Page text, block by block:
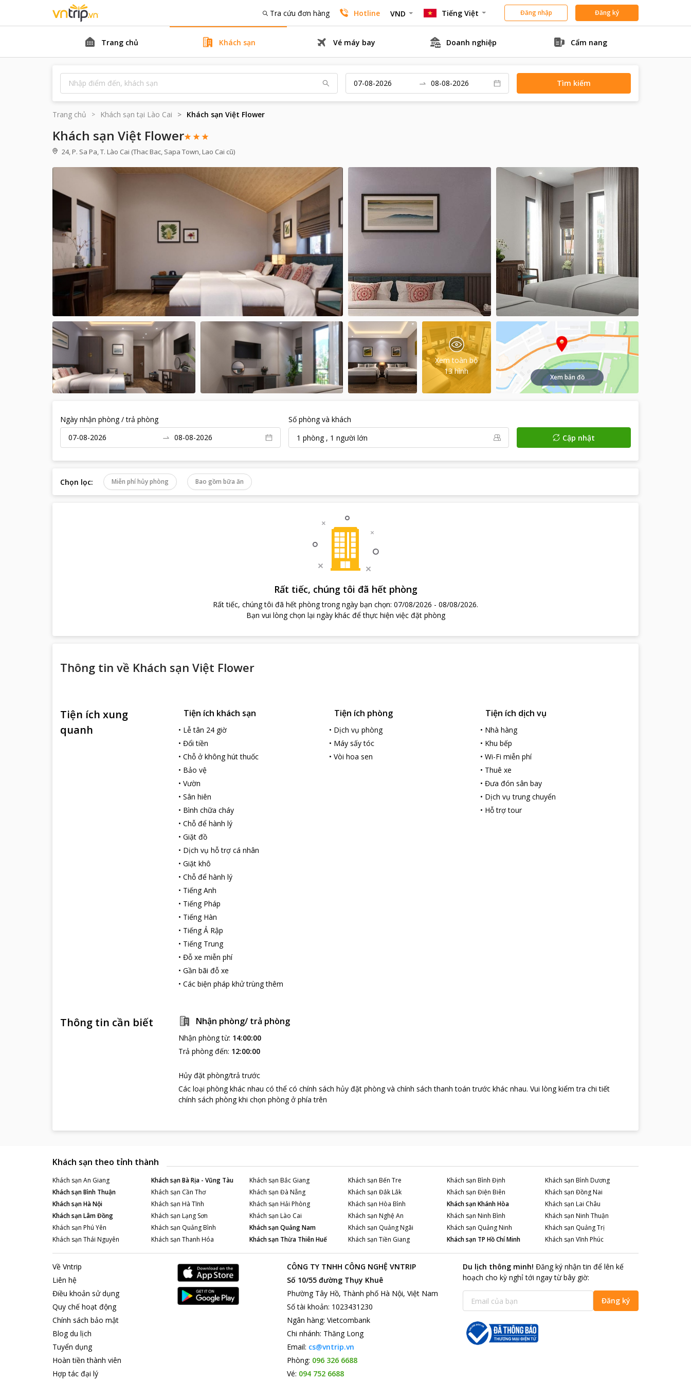
Tra cứu đơn hàng Hotline VND Tiếng Việt Đăng nhập Đăng ký
Trang chủ Khách sạn Vé máy bay Doanh nghiệp Cẩm nang
Tìm kiếm
Trang chủ Khách sạn tại Lào Cai Khách sạn Việt Flower
Khách sạn Việt Flower
24, P. Sa Pa, T. Lào Cai (Thac Bac, Sapa Town, Lao Cai cũ)
Xem toàn bộ
13 hình
Xem bản đồ
Ngày nhận phòng / trả phòng
Số phòng và khách
1 phòng, 1 người lớn Cập nhật
Chọn lọc: Miễn phí hủy phòng Bao gồm bữa ăn
Rất tiếc, chúng tôi đã hết phòng
Rất tiếc, chúng tôi đã hết phòng trong ngày bạn chọn: 07/08/2026 - 08/08/2026.
Bạn vui lòng chọn lại ngày khác để thực hiện việc đặt phòng
Thông tin về Khách sạn Việt Flower
Tiện ích xung
quanh
Tiện ích khách sạn
• Lễ tân 24 giờ
• Đổi tiền
• Chỗ ở không hút thuốc
• Bảo vệ
• Vườn
• Sân hiên
• Bình chữa cháy
• Chỗ để hành lý
• Giặt đồ
• Dịch vụ hỗ trợ cá nhân
• Giặt khô
• Chỗ để hành lý
• Tiếng Anh
• Tiếng Pháp
• Tiếng Hàn
• Tiếng Ả Rập
• Tiếng Trung
• Đỗ xe miễn phí
• Gần bãi đỗ xe
• Các biện pháp khử trùng thêm
Tiện ích phòng
• Dịch vụ phòng
• Máy sấy tóc
•Vòi hoa sen
Tiện ích dịch vụ
• Nhà hàng
• Khu bếp
• Wi-Fi miễn phí
• Thuê xe
• Đưa đón sân bay
• Dịch vụ trung chuyển
• Hỗ trợ tour
Thông tin cần biết Nhận phòng/ trả phòng
Nhận phòng từ: 14:00:00
Trả phòng đến: 12:00:00
Hủy đặt phòng/trả trước
Các loại phòng khác nhau có thể có chính sách hủy đặt phòng và chính sách thanh toán trước khác nhau. Vui lòng kiểm tra chi tiết
chính sách phòng khi chọn phòng ở phía trên
Khách sạn theo tỉnh thành
Khách sạn An Giang Khách sạnBà Rịa - Vũng Tàu Khách sạn Bắc Giang Khách sạn Bến Tre Khách sạn Bình Định Khách sạn Bình Dương
Khách sạnBình Thuận Khách sạn Cần Thơ Khách sạn Đà Nẵng Khách sạn Đắk Lắk Khách sạn Điện Biên Khách sạn Đồng Nai
Khách sạnHà Nội Khách sạn Hà Tĩnh Khách sạn Hải Phòng Khách sạn Hòa Bình Khách sạnKhánh Hòa Khách sạn Lai Châu
Khách sạnLâm Đồng Khách sạn Lạng Sơn Khách sạn Lào Cai Khách sạn Nghệ An Khách sạn Ninh Bình Khách sạn Ninh Thuận
Khách sạn Phú Yên Khách sạn Quảng Bình Khách sạnQuảng Nam Khách sạn Quảng Ngãi Khách sạn Quảng Ninh Khách sạn Quảng Trị
Khách sạn Thái Nguyên Khách sạn Thanh Hóa Khách sạn Thừa Thiên Huế Khách sạn Tiền Giang Khách sạn TP Hồ Chí Minh Khách sạn Vĩnh Phúc
Về Vntrip
Liên hệ
Điều khoản sử dụng
Quy chế hoạt động
Chính sách bảo mật
Blog du lịch
Tuyển dụng
Hoàn tiền thành viên
Hợp tác đại lý
CÔNG TY TNHH CÔNG NGHỆ VNTRIP
Số 10/55 đường Thụy Khuê
Phường Tây Hồ, Thành phố Hà Nội, Việt Nam
Số tài khoản: 1023431230
Ngân hàng: Vietcombank
Chi nhánh: Thăng Long
Email: cs@vntrip.vn
Phòng: 096 326 6688
Vé: 094 752 6688
Du lịch thông minh! Đăng ký nhận tin để lên kế
hoạch cho kỳ nghỉ tới ngay từ bây giờ:
Đăng ký